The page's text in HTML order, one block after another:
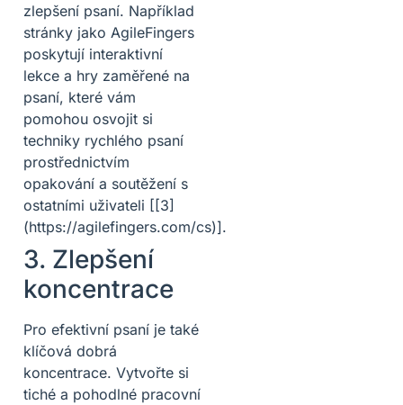
zlepšení psaní. Například
stránky jako AgileFingers
poskytují interaktivní
lekce a hry zaměřené na
psaní, které vám
pomohou osvojit si
techniky rychlého psaní
prostřednictvím
opakování a soutěžení s
ostatními uživateli [[3]
(https://agilefingers.com/cs)].
3. Zlepšení
koncentrace
Pro efektivní psaní je také
klíčová dobrá
koncentrace. Vytvořte si
tiché a pohodlné pracovní